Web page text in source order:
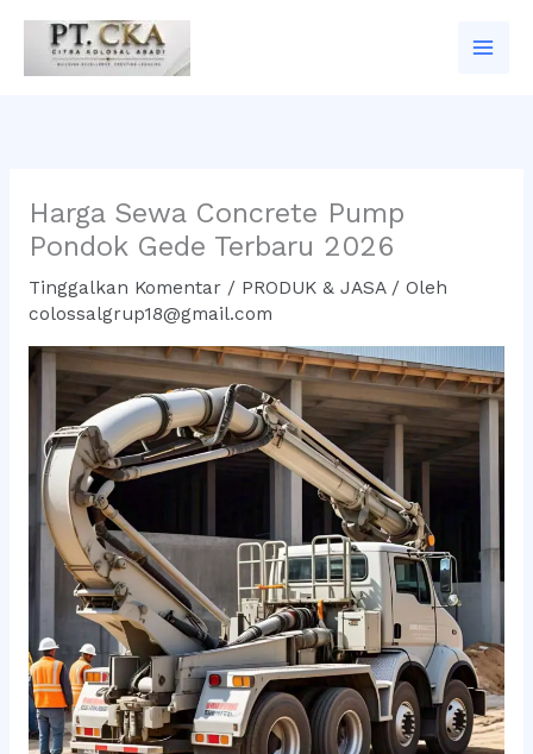
konten
Harga Sewa Concrete Pump
Pondok Gede Terbaru 2026
Tinggalkan Komentar / PRODUK & JASA/ Oleh
colossalgrup18@gmail.com